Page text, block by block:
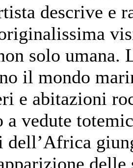
descrive e
solo umana.
il mondo
e abitazioni
a vedute
dell’Africa